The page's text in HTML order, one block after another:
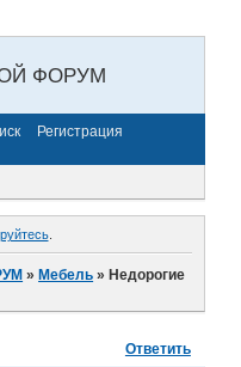
ФОРУМ
Регистрация
.
»Мебель »Недорогие
Ответить